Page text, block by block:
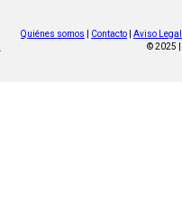
Quiénes somos Contacto
Aviso Legal
© 2025